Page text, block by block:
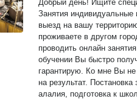
педагогическое
Московский институт
диагностика и
часов(член Единой
традиционной и
людей и мир в котором
радует меня,как своё
училась более 8 лет, не
Добрый день! Ищите специалиста ? Я работаю
Занятия индивидуальные
выезд на вашу территорию
проживаете в другом
проводить онлайн занятия на
обучении Вы быстро
гарантирую. Ко мне Вы не будете ходить несколько лет! Я работаю
на результат. Постановка звуков онлайн, заикание, онр, дисграфия,
алалия, подготовка к